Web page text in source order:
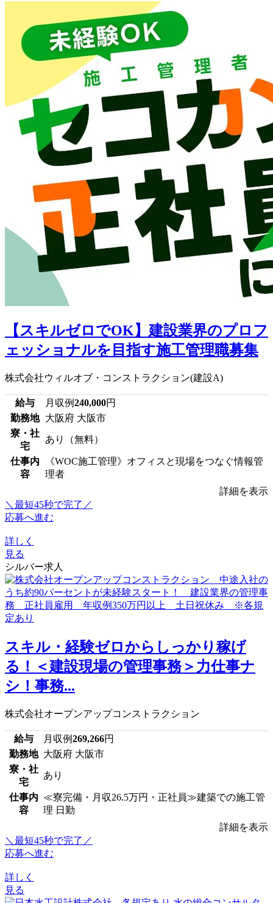
【スキルゼロでOK】建設業界のプロフ
ェッショナルを目指す施工管理職募集
株式会社ウィルオブ・コンストラクション(建設A)
給与 月収例240,000円
勤務地
大阪府 大阪市
寮・社
宅
あり（無料）
仕事内
容
《WOC施工管理》オフィスと現場をつなぐ情報管
理者
詳細を表示
＼最短45秒で完了／
応募へ進む
詳しく
見る
シルバー求人
スキル・経験ゼロからしっかり稼げ
る！＜建設現場の管理事務＞力仕事ナ
シ！事務...
株式会社オープンアップコンストラクション
給与 月収例269,266円
勤務地 大阪府 大阪市
寮・社
宅
あり
仕事内
容
≪寮完備・月収26.5万円・正社員≫建築での施工管
理 日勤
詳細を表示
＼最短45秒で完了／
応募へ進む
詳しく
見る